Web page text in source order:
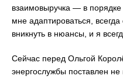
взаимовыручка — в
мне адаптироваться,
вникнуть в нюансы, и я
Сейчас перед Ольгой
энергослужбы поставлен